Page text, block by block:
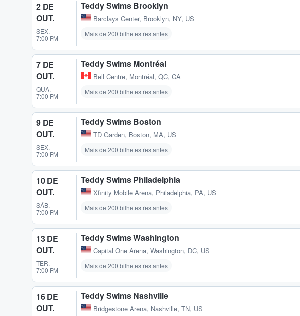
2 DE
OUT.
SEX.
7:00 PM
Teddy Swims Brooklyn
Barclays Center, Brooklyn, NY, US
Mais de 200 bilhetes restantes
7 DE
OUT.
QUA.
7:00 PM
Teddy Swims Montréal
Bell Centre, Montréal, QC, CA
Mais de 200 bilhetes restantes
9 DE
OUT.
SEX.
7:00 PM
Teddy Swims Boston
TD Garden, Boston, MA, US
Mais de 200 bilhetes restantes
10 DE
OUT.
SÁB.
7:00 PM
Teddy Swims Philadelphia
Xfinity Mobile Arena, Philadelphia, PA, US
Mais de 200 bilhetes restantes
13 DE
OUT.
TER.
7:00 PM
Teddy Swims Washington
Capital One Arena, Washington, DC, US
Mais de 200 bilhetes restantes
16 DE
OUT.
Teddy Swims Nashville
Bridgestone Arena, Nashville, TN, US